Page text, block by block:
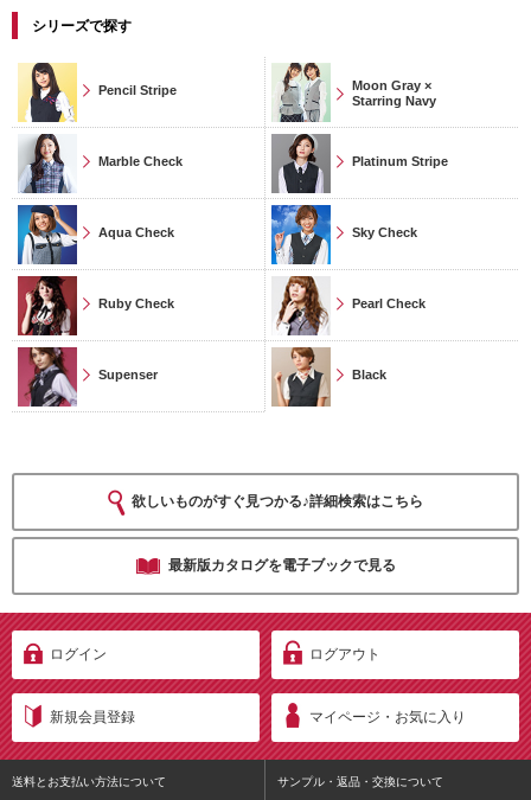
シリーズで探す
Pencil Stripe
Moon Gray ×
Starring Navy
Marble Check Platinum Stripe
Aqua Check Sky Check
Ruby Check Pearl Check
Supenser Black
欲しいものがすぐ見つかる♪詳細検索はこちら
最新版カタログを電子ブックで見る
ログイン ログアウト
新規会員登録 マイページ・お気に入り
送料とお支払い方法について サンプル・返品・交換について